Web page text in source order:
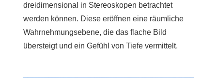
dreidimensional in Stereoskopen betrachtet
werden können. Diese eröffnen eine räumliche
Wahrnehmungsebene, die das flache Bild
übersteigt und ein Gefühl von Tiefe vermittelt.